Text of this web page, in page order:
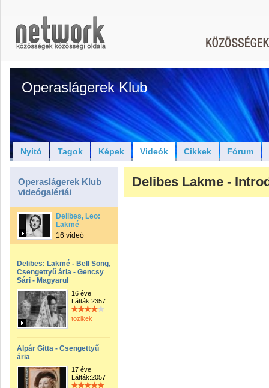
Operaslágerek Klub
Nyitó Tagok Képek Videók Cikkek Fórum
Operaslágerek Klub
videógalériái
Delibes, Leo:
Lakmé
16 videó
Delibes: Lakmé - Bell Song,
Csengettyű ária - Gencsy
Sári - Magyarul
16 éve
Látták:2357
tozikek
Alpár Gitta - Csengettyű
ária
17 éve
Látták:2057
Delibes Lakme -